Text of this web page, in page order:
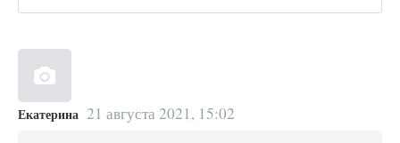
Екатерина 21 августа 2021, 15:02